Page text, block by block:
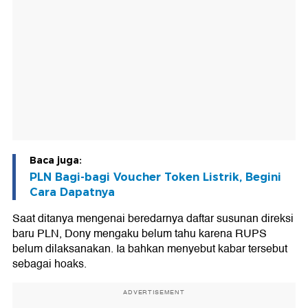
Baca juga:
PLN Bagi-bagi Voucher Token Listrik, Begini
Cara Dapatnya
Saat ditanya mengenai beredarnya daftar susunan direksi
baru PLN, Dony mengaku belum tahu karena RUPS
belum dilaksanakan. Ia bahkan menyebut kabar tersebut
sebagai hoaks.
ADVERTISEMENT